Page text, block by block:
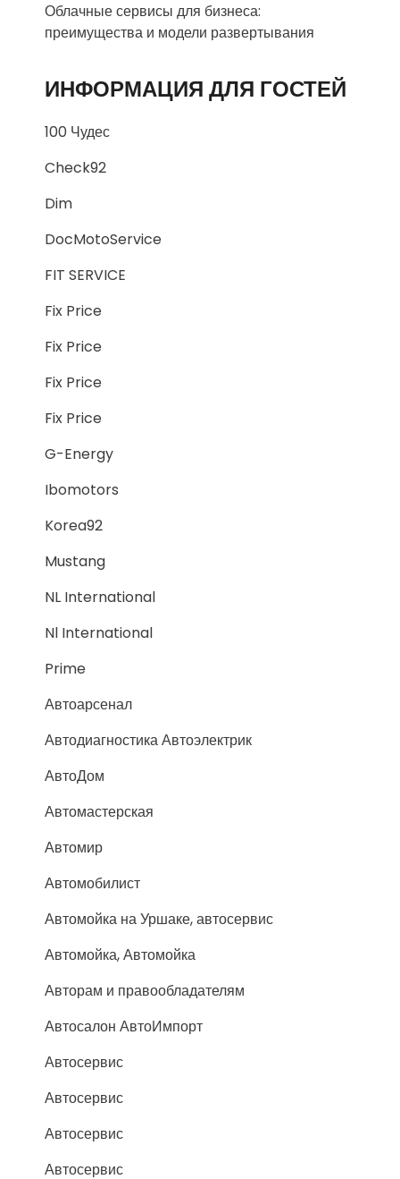
Облачные сервисы для бизнеса:
преимущества и модели развертывания
ИНФОРМАЦИЯ ДЛЯ ГОСТЕЙ
100 Чудес
Check92
Dim
DocMotoService
FIT SERVICE
Fix Price
Fix Price
Fix Price
Fix Price
G-Energy
Ibomotors
Korea92
Mustang
NL International
Nl International
Prime
Автоарсенал
Автодиагностика Автоэлектрик
АвтоДом
Автомастерская
Автомир
Автомобилист
Автомойка на Уршаке, автосервис
Автомойка, Автомойка
Авторам и правообладателям
Автосалон АвтоИмпорт
Автосервис
Автосервис
Автосервис
Автосервис